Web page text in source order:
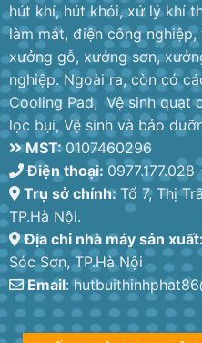
hút khí, hút khói, xử lý khí
làm mát, điện công
xưởng gỗ, xưởng sơn,
nghiệp. Ngoài ra, còn có
Cooling Pad, Vệ sinh quạt
lọc bụi, Vệ sinh và bảo
MST: 0107460296
Điện thoại:
Trụ sở chính: Tổ 7, Thị
TP.Hà Nội.
Địa chỉ nhà máy sản xuất:
Sóc Sơn, TP.Hà Nội
Email: